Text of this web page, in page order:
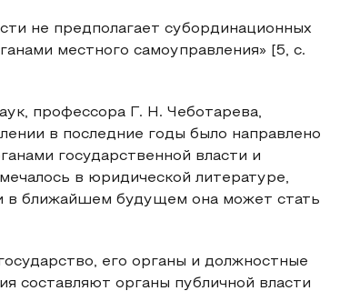
не предполагает субординационных
местного самоуправления» [5, с.
профессора Г. Н. Чеботарева,
в последние годы было направлено
государственной власти и
в юридической литературе,
в ближайшем будущем она может стать
его органы и должностные
составляют органы публичной власти